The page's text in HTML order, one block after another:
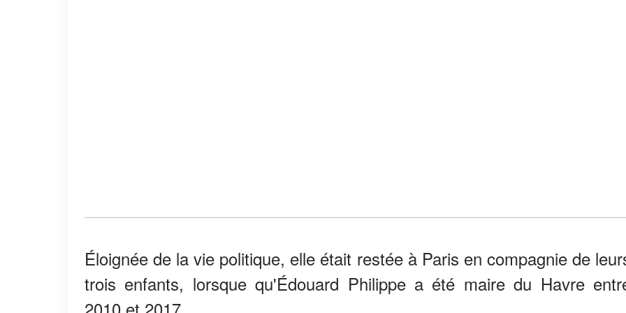
Éloignée de la vie politique, elle était restée à Paris en compagnie de
trois enfants, lorsque qu'Édouard Philippe a été maire du Havre